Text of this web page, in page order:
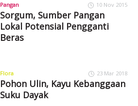
Pangan 10 Nov 2015
Sorgum, Sumber Pangan
Lokal Potensial Pengganti
Beras
Flora 23 Mar 2018
Pohon Ulin, Kayu Kebanggaan
Suku Dayak